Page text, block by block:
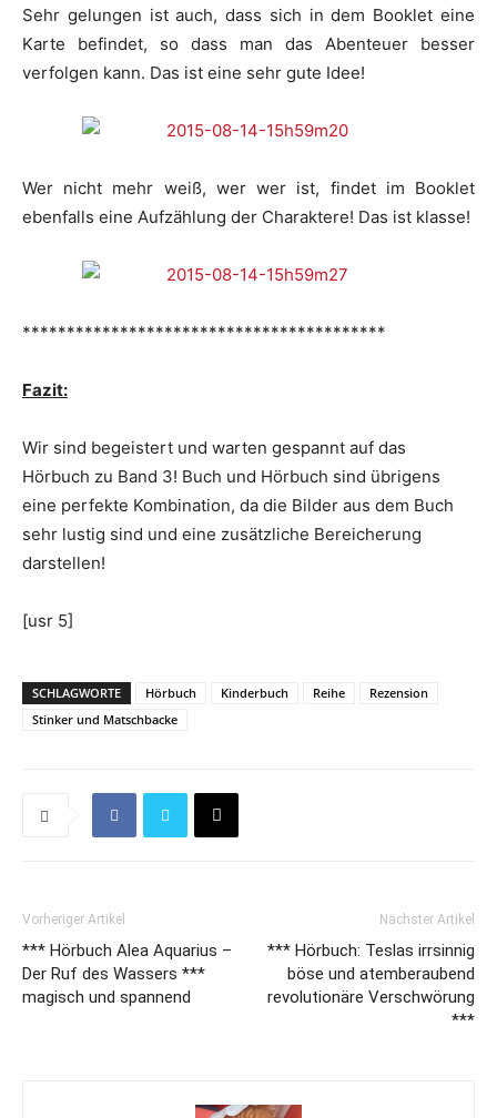
Sehr gelungen ist auch, dass sich in dem Booklet eine
Karte befindet, so dass man das Abenteuer besser
verfolgen kann. Das ist eine sehr gute Idee!
Wer nicht mehr weiß, wer wer ist, findet im Booklet
ebenfalls eine Aufzählung der Charaktere! Das ist klasse!
*****************************************
Fazit:
Wir sind begeistert und warten gespannt auf das
Hörbuch zu Band 3! Buch und Hörbuch sind übrigens
eine perfekte Kombination, da die Bilder aus dem Buch
sehr lustig sind und eine zusätzliche Bereicherung
darstellen!
[usr 5]
SCHLAGWORTE Hörbuch Kinderbuch Reihe
Rezension
Stinker und Matschbacke
Vorheriger Artikel
*** Hörbuch Alea Aquarius –
Der Ruf des Wassers ***
magisch und spannend
Nächster Artikel
*** Hörbuch: Teslas irrsinnig
böse und atemberaubend
revolutionäre Verschwörung
***